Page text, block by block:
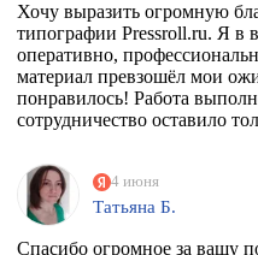
Хочу выразить огромную
типографии Pressroll.ru. Я в
оперативно,
материал превзошёл мои
понравилось! Работа
сотрудничество оставило
4 июня
Татьяна Б.
Спасибо огромное за вашу